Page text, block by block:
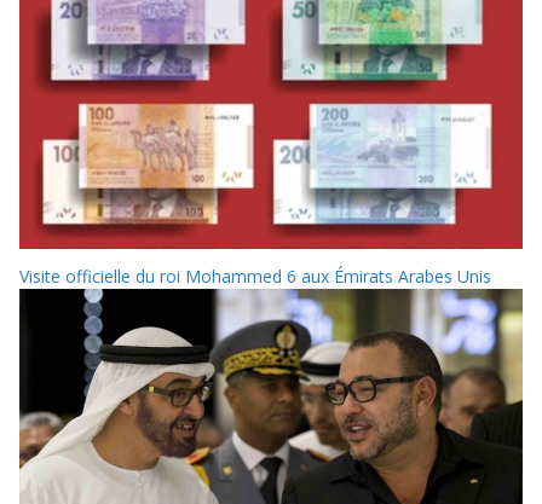
Visite officielle du roi Mohammed 6 aux Émirats Arabes Unis